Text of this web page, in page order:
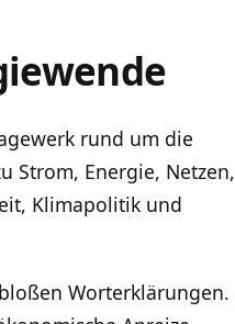
rund um die
Strom, Energie, Netzen,
Klimapolitik und
Worterklärungen.